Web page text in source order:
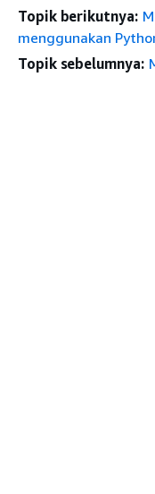
Topik berikutnya:
menggunakan
Topik sebelumnya: